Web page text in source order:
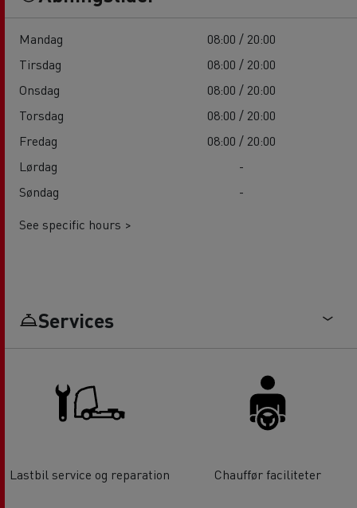
Mandag
08:00 / 20:00
Tirsdag
08:00 / 20:00
Onsdag
08:00 / 20:00
Torsdag
08:00 / 20:00
Fredag
08:00 / 20:00
Lørdag
-
Søndag
-
See specific hours >
Services
Lastbil service og reparation Chauffør faciliteter